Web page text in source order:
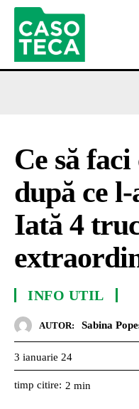
Ce să
după ce
Iată 4
INFO UTIL
AUTOR: Sabina
3 ianuarie 24
timp citire: 2 min